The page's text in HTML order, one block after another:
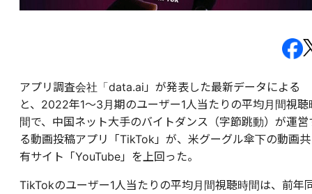
アプリ調査会社「data.ai」が発表した最新データによる
と、2022年1〜3月期のユーザー1人当たりの平均月間視聴
間で、中国ネット大手のバイトダンス（字節跳動）が運営
る動画投稿アプリ「TikTok」が、米グーグル傘下の動画共
有サイト「YouTube」を上回った。
TikTokのユーザー1人当たりの平均月間視聴時間は、前年